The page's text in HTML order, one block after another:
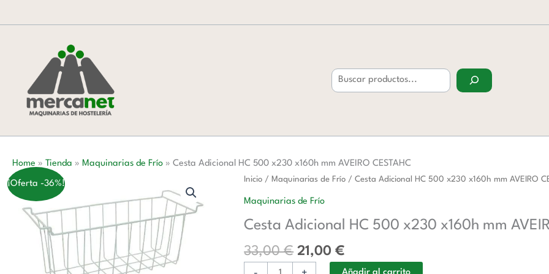
al
Home » Tienda » Maquinarias de Frío » Cesta Adicional HC 500 x230 x160h mm AVEIRO CESTAHC
¡Oferta -36%! Inicio / Maquinarias de Frío / Cesta Adicional HC 500 x230 x160h mm AVEIRO
Maquinarias de Frío
Cesta Adicional HC 500 x230 x160h mm
33,00€
El
precio
era:
33,00 €.
21,00€
El
es:
Cesta
500
x160h